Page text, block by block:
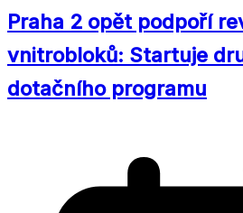
Praha 2 opět podpoří
vnitrobloků: Startuje
dotačního programu